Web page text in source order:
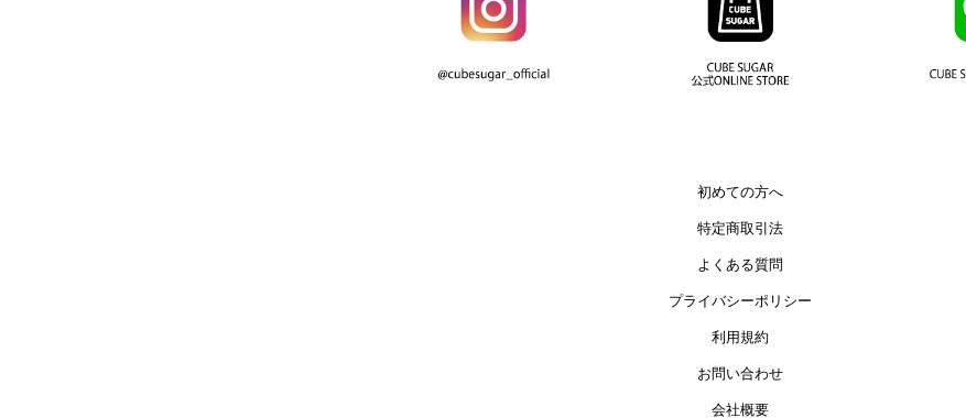
初めての方へ
特定商取引法
よくある質問
プライバシーポリシー
利用規約
お問い合わせ
会社概要